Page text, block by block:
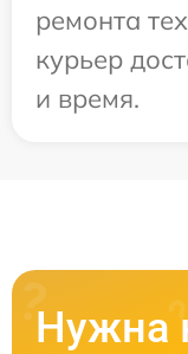
ремонта
курьер
и время.
Нужна